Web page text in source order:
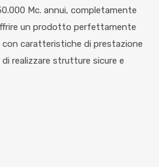
Mc. annui, completamente
un prodotto perfettamente
caratteristiche di prestazione
realizzare strutture sicure e